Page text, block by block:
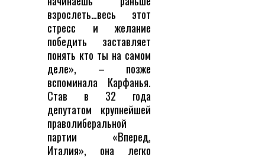
взрослеть…весь этот
стресс и желание
победить заставляет
понять кто ты на самом
деле», – позже
вспоминала Карфанья.
Став в 32 года
депутатом крупнейшей
праволиберальной
партии «Вперед,
Италия», она легко